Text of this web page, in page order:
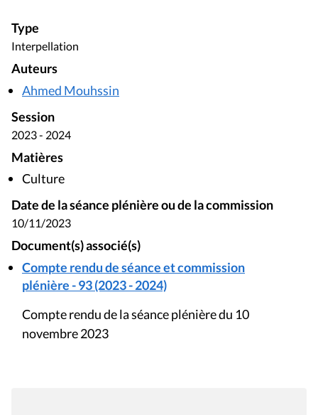
Type
Interpellation
Auteurs
Ahmed Mouhssin
Session
2023 - 2024
Matières
Culture
Date de la séance plénière ou de la commission
10/11/2023
Document(s) associé(s)
Compte rendu de séance et commission
plénière - 93 (2023 - 2024)
Compte rendu de la séance plénière du 10
novembre 2023